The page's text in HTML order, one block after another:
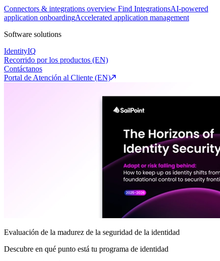
Connectors & integrations overview Find IntegrationsAI-powered
application onboardingAccelerated application management
Software solutions
IdentityIQ
Recorrido por los productos (EN)
Contáctanos
Portal de Atención al Cliente (EN)
Evaluación de la madurez de la seguridad de la identidad
Descubre en qué punto está tu programa de identidad